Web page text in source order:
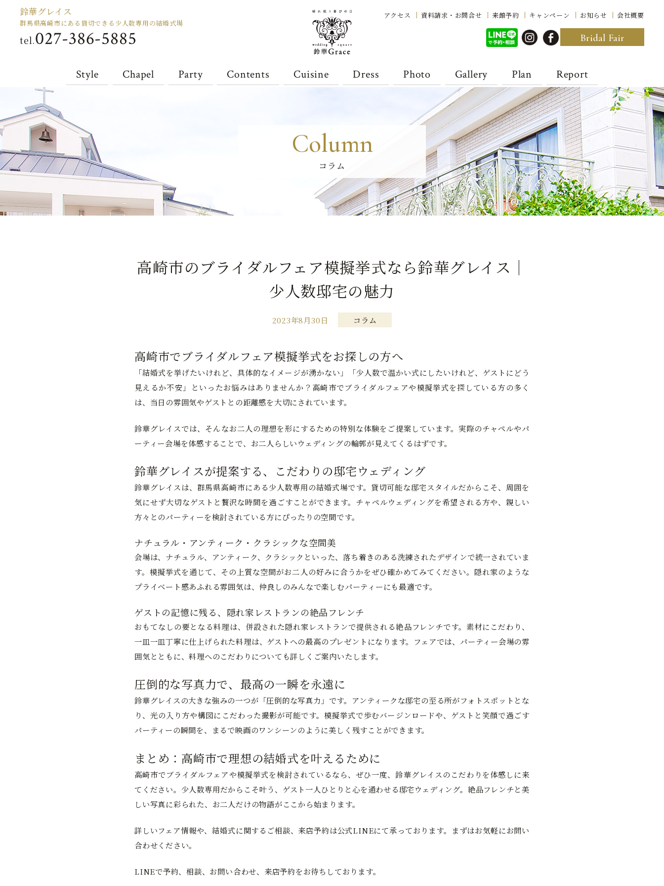
鈴華グレイス
群馬県高崎市にある貸切できる少人数専用の結婚式場
tel.027-386-5885
アクセス 資料請求・お問合せ 来館予約 キャンペーン お知らせ 会社概要
Bridal Fair
Style Chapel Party Contents Cuisine Dress Photo Gallery Plan Report
Column
コラム
高崎市のブライダルフェア模擬挙式なら鈴華グレイス｜
少人数邸宅の魅力
2023年8月30日 コラム
高崎市でブライダルフェア模擬挙式をお探しの方へ
「結婚式を挙げたいけれど、具体的なイメージが湧かない」「少人数で温かい式にしたいけれど、ゲストにどう
見えるか不安」といったお悩みはありませんか？高崎市でブライダルフェアや模擬挙式を探している方の多く
は、当日の雰囲気やゲストとの距離感を大切にされています。
鈴華グレイスでは、そんなお二人の理想を形にするための特別な体験をご提案しています。実際のチャペルやパ
ーティー会場を体感することで、お二人らしいウェディングの輪郭が見えてくるはずです。
鈴華グレイスが提案する、こだわりの邸宅ウェディング
鈴華グレイスは、群馬県高崎市にある少人数専用の結婚式場です。貸切可能な邸宅スタイルだからこそ、周囲を
気にせず大切なゲストと贅沢な時間を過ごすことができます。チャペルウェディングを希望される方や、親しい
方々とのパーティーを検討されている方にぴったりの空間です。
ナチュラル・アンティーク・クラシックな空間美
会場は、ナチュラル、アンティーク、クラシックといった、落ち着きのある洗練されたデザインで統一されていま
す。模擬挙式を通じて、その上質な空間がお二人の好みに合うかをぜひ確かめてみてください。隠れ家のような
プライベート感あふれる雰囲気は、仲良しのみんなで楽しむパーティーにも最適です。
ゲストの記憶に残る、隠れ家レストランの絶品フレンチ
おもてなしの要となる料理は、併設された隠れ家レストランで提供される絶品フレンチです。素材にこだわり、
一皿一皿丁寧に仕上げられた料理は、ゲストへの最高のプレゼントになります。フェアでは、パーティー会場の雰
囲気とともに、料理へのこだわりについても詳しくご案内いたします。
圧倒的な写真力で、最高の一瞬を永遠に
鈴華グレイスの大きな強みの一つが「圧倒的な写真力」です。アンティークな邸宅の至る所がフォトスポットとな
り、光の入り方や構図にこだわった撮影が可能です。模擬挙式で歩むバージンロードや、ゲストと笑顔で過ごす
パーティーの瞬間を、まるで映画のワンシーンのように美しく残すことができます。
まとめ：高崎市で理想の結婚式を叶えるために
高崎市でブライダルフェアや模擬挙式を検討されているなら、ぜひ一度、鈴華グレイスのこだわりを体感しに来
てください。少人数専用だからこそ叶う、ゲスト一人ひとりと心を通わせる邸宅ウェディング。絶品フレンチと美
しい写真に彩られた、お二人だけの物語がここから始まります。
詳しいフェア情報や、結婚式に関するご相談、来店予約は公式LINEにて承っております。まずはお気軽にお問い
合わせください。
LINEで予約、相談、お問い合わせ、来店予約をお待ちしております。